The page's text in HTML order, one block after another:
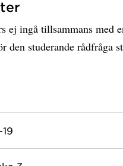
ej ingå tillsammans med
den studerande rådfråga